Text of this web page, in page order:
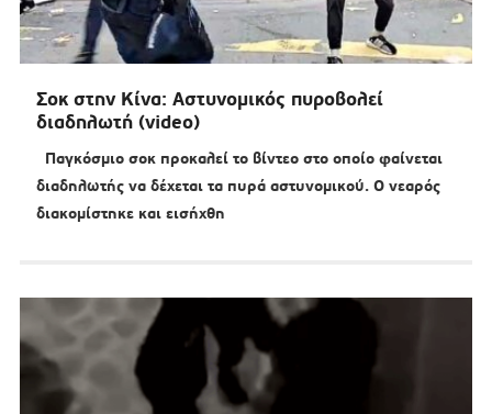
Σοκ στην Κίνα: Αστυνομικός πυροβολεί
διαδηλωτή (video)
Παγκόσμιο σοκ προκαλεί το βίντεο στο οποίο φαίνεται
διαδηλωτής να δέχεται τα πυρά αστυνομικού. Ο νεαρός
διακομίστηκε και εισήχθη